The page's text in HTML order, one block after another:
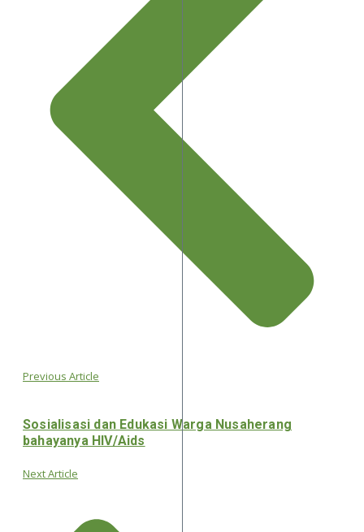
Previous Article
Sosialisasi dan Edukasi Warga Nusaherang
bahayanya HIV/Aids
Next Article